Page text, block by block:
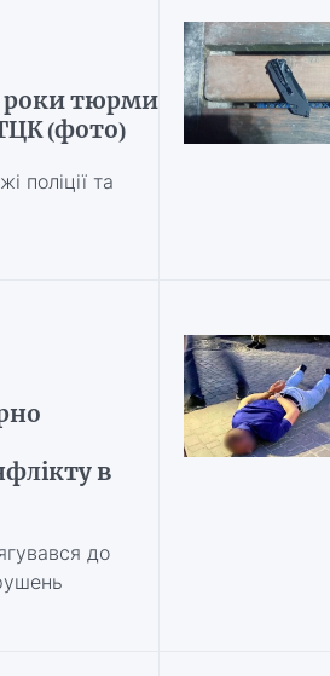
роки тюрми
(фото)
поліції та
в
до